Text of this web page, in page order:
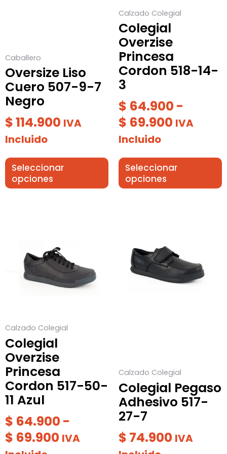
Caballero
Oversize Liso
Cuero 507-9-7
Negro
$114.900 IVA
Incluido
Seleccionar
opciones
la
página
de
producto
Calzado Colegial
Colegial
Overzise
Princesa
Cordon 518-14-
3
$ 64.900 -
$ 69.900 IVA
Incluido
Seleccionar
opciones
pueden
elegir
en
la
página
de
producto
Calzado Colegial
Colegial
Overzise
Princesa
Cordon 517-50-
11 Azul
$ 64.900 -
$ 69.900
precios:
desde
$ 64.900
IVA
múltiples
variantes.
pueden
elegir
en
la
página
de
producto
Calzado Colegial
Colegial Pegaso
Adhesivo 517-
27-7
$ 74.900 IVA
tiene
múltiples
variantes.
la
página
de
producto